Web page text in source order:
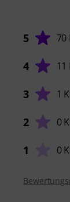
5 70
4
3 1
2 0
1 0